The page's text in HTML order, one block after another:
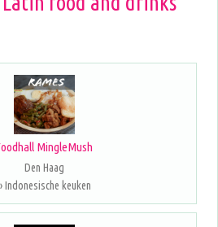
MingleMush
Den Haag
Indonesische keuken